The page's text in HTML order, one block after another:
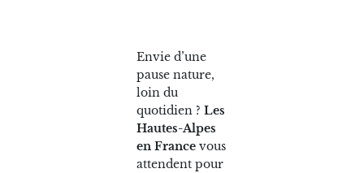
Envie d’une
pause nature,
loin du
quotidien ? Les
Hautes-Alpes
en France vous
attendent pour